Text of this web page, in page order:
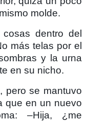
molde.
dentro del
más telas por el
y la urna
en su nicho.
pero se mantuvo
que en un nuevo
–Hija, ¿me